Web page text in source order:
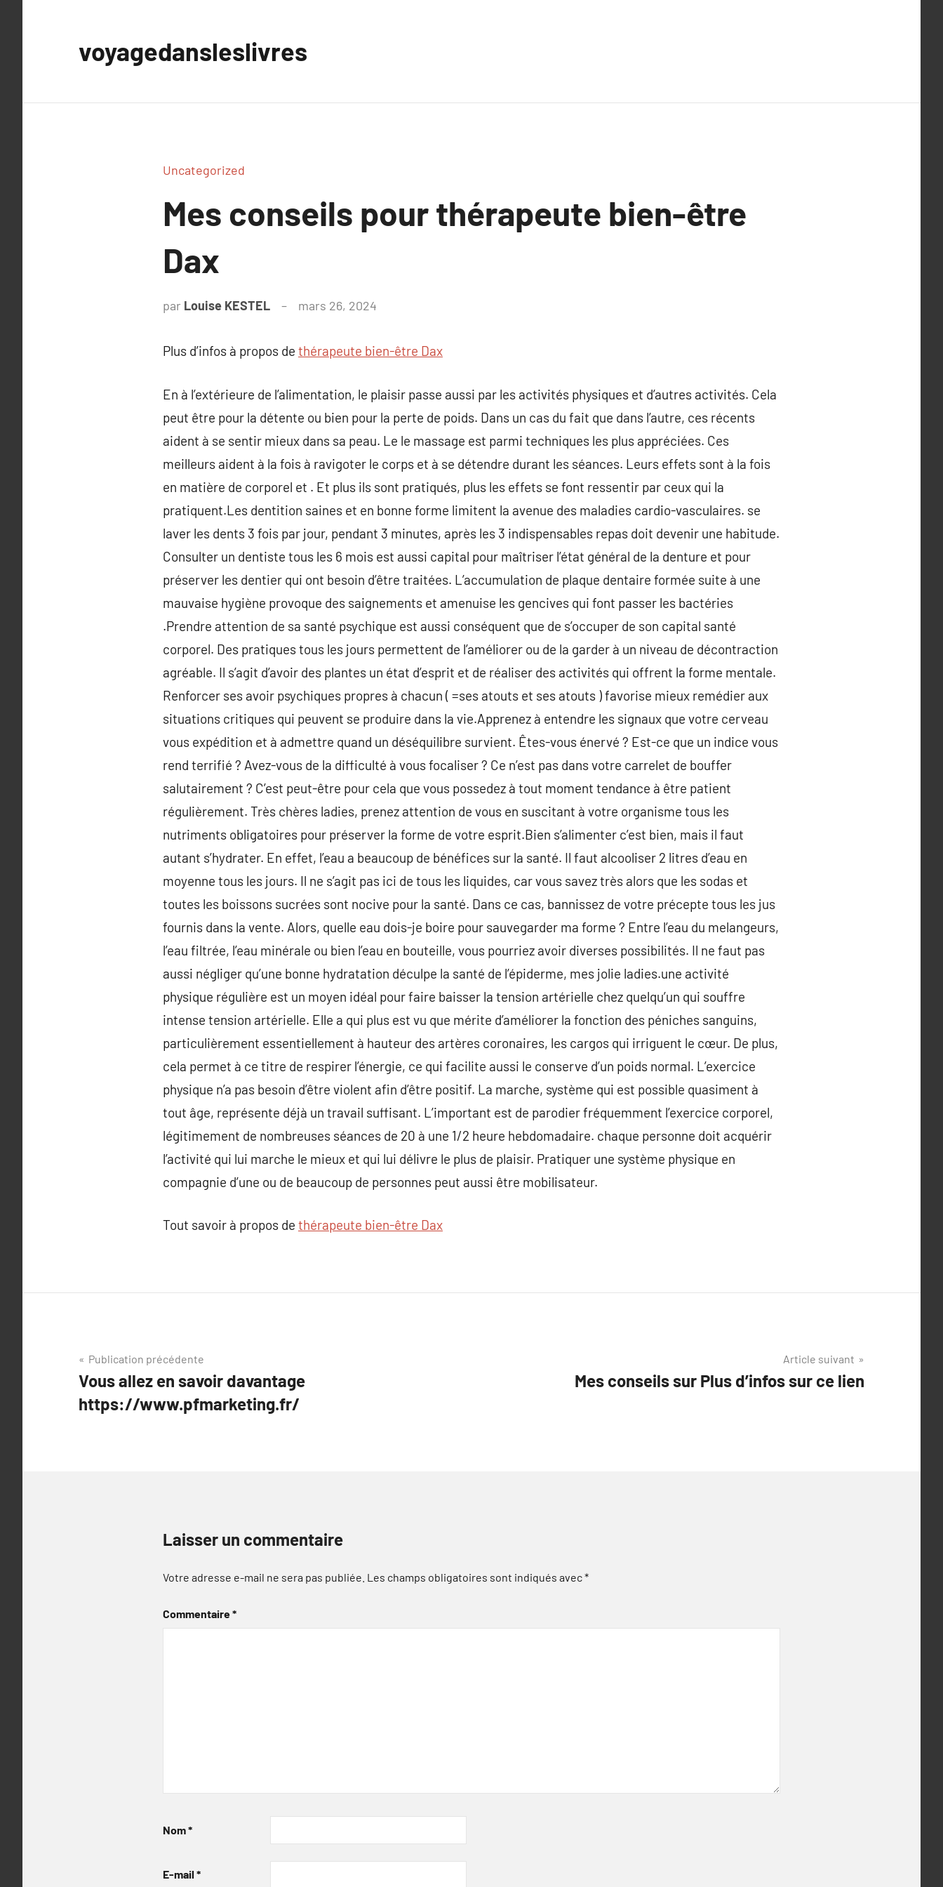
voyagedansleslivres
Uncategorized
Mes conseils pour thérapeute bien-être
Dax
par Louise KESTEL mars 26, 2024
Plus d’infos à propos de thérapeute bien-être Dax
En à l’extérieure de l’alimentation, le plaisir passe aussi par les activités physiques et d’autres activités. Cela
peut être pour la détente ou bien pour la perte de poids. Dans un cas du fait que dans l’autre, ces récents
aident à se sentir mieux dans sa peau. Le le massage est parmi techniques les plus appréciées. Ces
meilleurs aident à la fois à ravigoter le corps et à se détendre durant les séances. Leurs effets sont à la fois
en matière de corporel et . Et plus ils sont pratiqués, plus les effets se font ressentir par ceux qui la
pratiquent.Les dentition saines et en bonne forme limitent la avenue des maladies cardio-vasculaires. se
laver les dents 3 fois par jour, pendant 3 minutes, après les 3 indispensables repas doit devenir une habitude.
Consulter un dentiste tous les 6 mois est aussi capital pour maîtriser l’état général de la denture et pour
préserver les dentier qui ont besoin d’être traitées. L’accumulation de plaque dentaire formée suite à une
mauvaise hygiène provoque des saignements et amenuise les gencives qui font passer les bactéries
.Prendre attention de sa santé psychique est aussi conséquent que de s’occuper de son capital santé
corporel. Des pratiques tous les jours permettent de l’améliorer ou de la garder à un niveau de décontraction
agréable. Il s’agit d’avoir des plantes un état d’esprit et de réaliser des activités qui offrent la forme mentale.
Renforcer ses avoir psychiques propres à chacun ( =ses atouts et ses atouts ) favorise mieux remédier aux
situations critiques qui peuvent se produire dans la vie.Apprenez à entendre les signaux que votre cerveau
vous expédition et à admettre quand un déséquilibre survient. Êtes-vous énervé ? Est-ce que un indice vous
rend terrifié ? Avez-vous de la difficulté à vous focaliser ? Ce n’est pas dans votre carrelet de bouffer
salutairement ? C’est peut-être pour cela que vous possedez à tout moment tendance à être patient
régulièrement. Très chères ladies, prenez attention de vous en suscitant à votre organisme tous les
nutriments obligatoires pour préserver la forme de votre esprit.Bien s’alimenter c’est bien, mais il faut
autant s’hydrater. En effet, l’eau a beaucoup de bénéfices sur la santé. Il faut alcooliser 2 litres d’eau en
moyenne tous les jours. Il ne s’agit pas ici de tous les liquides, car vous savez très alors que les sodas et
toutes les boissons sucrées sont nocive pour la santé. Dans ce cas, bannissez de votre précepte tous les jus
fournis dans la vente. Alors, quelle eau dois-je boire pour sauvegarder ma forme ? Entre l’eau du melangeurs,
l’eau filtrée, l’eau minérale ou bien l’eau en bouteille, vous pourriez avoir diverses possibilités. Il ne faut pas
aussi négliger qu’une bonne hydratation déculpe la santé de l’épiderme, mes jolie ladies.une activité
physique régulière est un moyen idéal pour faire baisser la tension artérielle chez quelqu’un qui souffre
intense tension artérielle. Elle a qui plus est vu que mérite d’améliorer la fonction des péniches sanguins,
particulièrement essentiellement à hauteur des artères coronaires, les cargos qui irriguent le cœur. De plus,
cela permet à ce titre de respirer l’énergie, ce qui facilite aussi le conserve d’un poids normal. L’exercice
physique n’a pas besoin d’être violent afin d’être positif. La marche, système qui est possible quasiment à
tout âge, représente déjà un travail suffisant. L’important est de parodier fréquemment l’exercice corporel,
légitimement de nombreuses séances de 20 à une 1/2 heure hebdomadaire. chaque personne doit acquérir
l’activité qui lui marche le mieux et qui lui délivre le plus de plaisir. Pratiquer une système physique en
compagnie d’une ou de beaucoup de personnes peut aussi être mobilisateur.
Tout savoir à propos de thérapeute bien-être Dax
Navigation
de
l’article
Publication précédente
Vous allez en savoir davantage
https://www.pfmarketing.fr/
Article suivant
Mes conseils sur Plus d’infos sur ce lien
Laisser un commentaire
Votre adresse e-mail ne sera pas publiée. Les champs obligatoires sont indiqués avec*
Commentaire*
Nom*
E-mail *